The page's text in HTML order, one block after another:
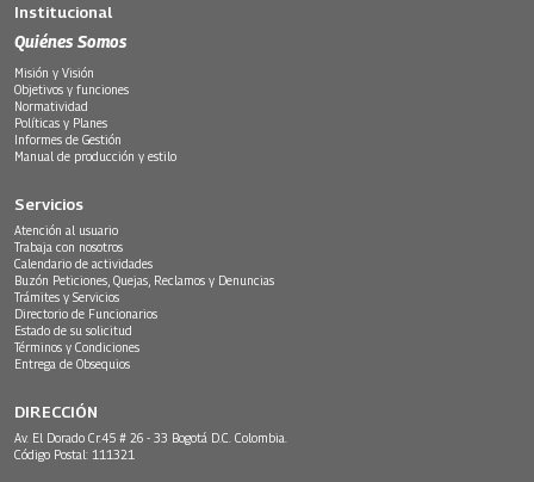
Institucional
Quiénes Somos
Misión y Visión
Objetivos y funciones
Normatividad
Políticas y Planes
Informes de Gestión
Manual de producción y estilo
Servicios
Atención al usuario
Trabaja con nosotros
Calendario de actividades
Buzón Peticiones, Quejas, Reclamos y Denuncias
Trámites y Servicios
Directorio de Funcionarios
Estado de su solicitud
Términos y Condiciones
Entrega de Obsequios
DIRECCIÓN
Av. El Dorado Cr.45 # 26 - 33 Bogotá D.C. Colombia.
Código Postal: 111321